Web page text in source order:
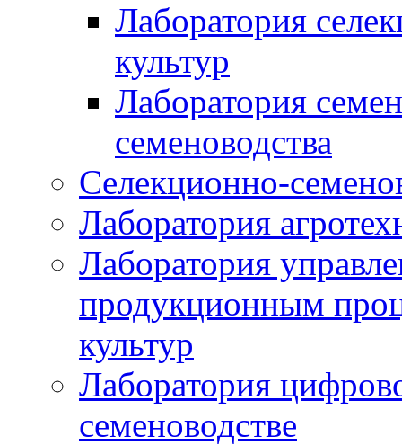
Лаборатория
культур
Лаборатория
семеноводства
Селекционно-
Лаборатория
Лаборатория
продукционным
культур
Лаборатория
семеноводстве